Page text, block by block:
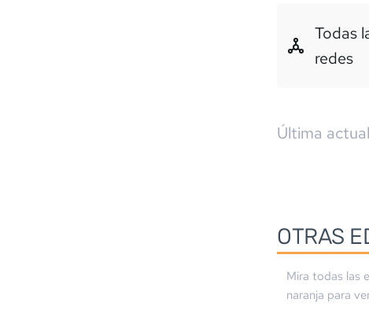
Todas
redes
Última
OTRAS
Mira todas las
naranja para